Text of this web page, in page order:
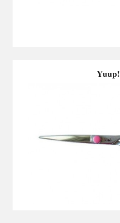
Yuup!